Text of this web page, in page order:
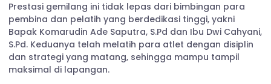
Prestasi gemilang ini tidak lepas dari bimbingan para
pembina dan pelatih yang berdedikasi tinggi, yakni
Bapak Komarudin Ade Saputra, S.Pd dan Ibu Dwi Cahyani,
S.Pd. Keduanya telah melatih para atlet dengan disiplin
dan strategi yang matang, sehingga mampu tampil
maksimal di lapangan.